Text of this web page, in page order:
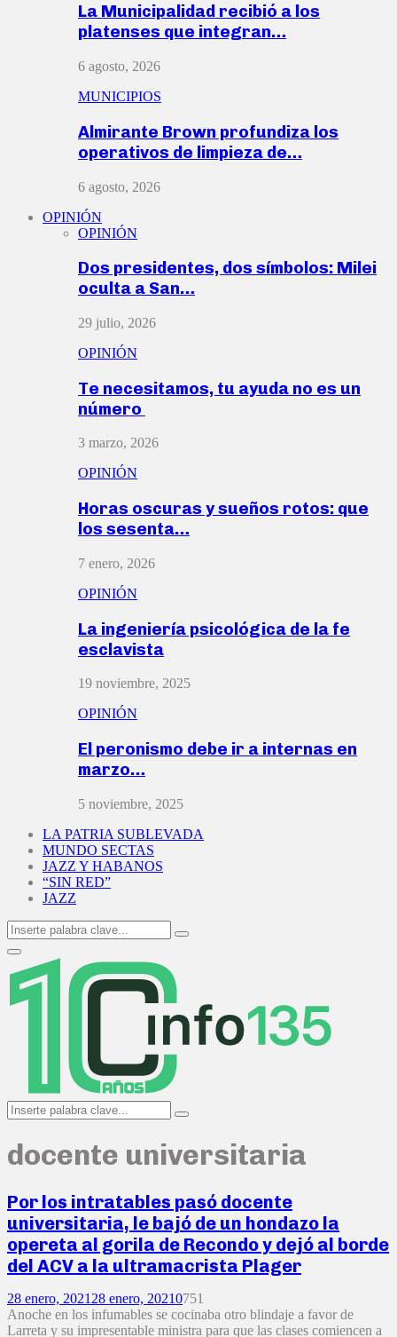
La Municipalidad recibió a los
platenses que integran…
6 agosto, 2026
MUNICIPIOS
Almirante Brown profundiza los
operativos de limpieza de…
6 agosto, 2026
OPINIÓN
OPINIÓN
Dos presidentes, dos símbolos: Milei
oculta a San…
29 julio, 2026
OPINIÓN
Te necesitamos, tu ayuda no es un
número
3 marzo, 2026
OPINIÓN
Horas oscuras y sueños rotos: que
los sesenta…
7 enero, 2026
OPINIÓN
La ingeniería psicológica de la fe
esclavista
19 noviembre, 2025
OPINIÓN
El peronismo debe ir a internas en
marzo…
5 noviembre, 2025
LA PATRIA SUBLEVADA
MUNDO SECTAS
JAZZ Y HABANOS
“SIN RED”
JAZZ
Search
for:
Search
Primary
Menu
Search
for:
Search
docente universitaria
Por los intratables pasó docente
universitaria, le bajó de un hondazo la
opereta al gorila de Recondo y dejó al borde
del ACV a la ultramacrista Plager
28 enero, 2021 28 enero, 20210751
Anoche en los infumables se cocinaba otro blindaje a favor de
Larreta y su impresentable ministra para que las clases comiencen a